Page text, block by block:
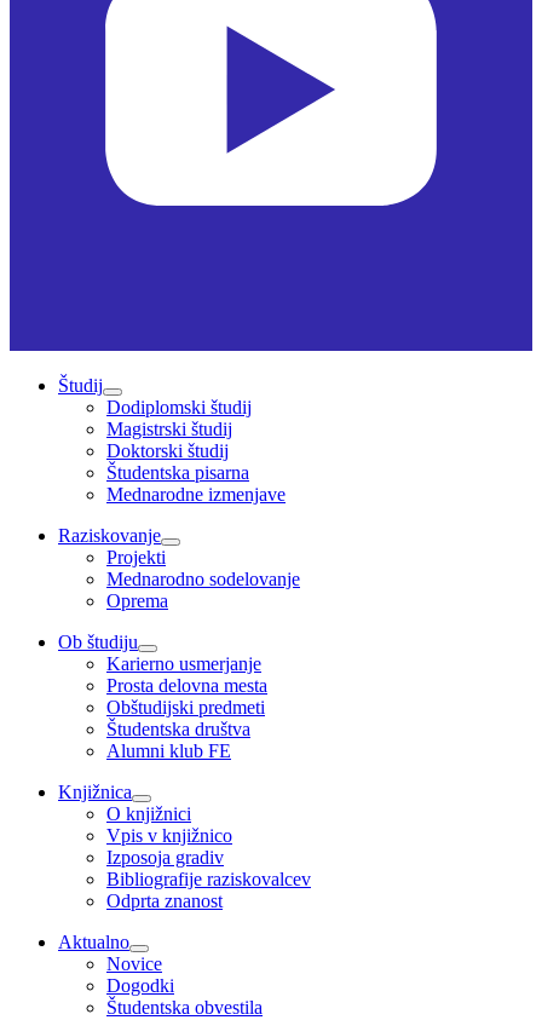
Študij
Dodiplomski študij
Magistrski študij
Doktorski študij
Študentska pisarna
Mednarodne izmenjave
Raziskovanje
Projekti
Mednarodno sodelovanje
Oprema
Ob študiju
Karierno usmerjanje
Prosta delovna mesta
Obštudijski predmeti
Študentska društva
Alumni klub FE
Knjižnica
O knjižnici
Vpis v knjižnico
Izposoja gradiv
Bibliografije raziskovalcev
Odprta znanost
Aktualno
Novice
Dogodki
Študentska obvestila